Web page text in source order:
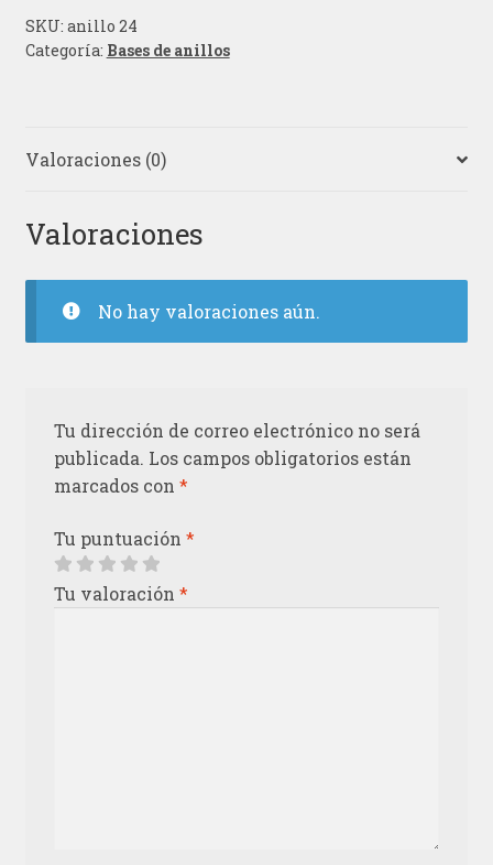
SKU: anillo 24
Categoría: Bases de anillos
Valoraciones (0)
Valoraciones
No hay valoraciones aún.
Tu dirección de correo electrónico no será
publicada. Los campos obligatorios están
marcados con *
Tu puntuación *
Tu valoración *